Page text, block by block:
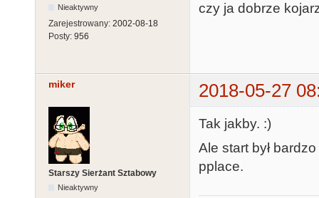
Nieaktywny
Zarejestrowany: 2002-08-18
Posty: 956
czy ja dobrze
miker 2018-05-27
Starszy Sierżant Sztabowy
Nieaktywny
Tak jakby. :)
Ale start był
pplace.